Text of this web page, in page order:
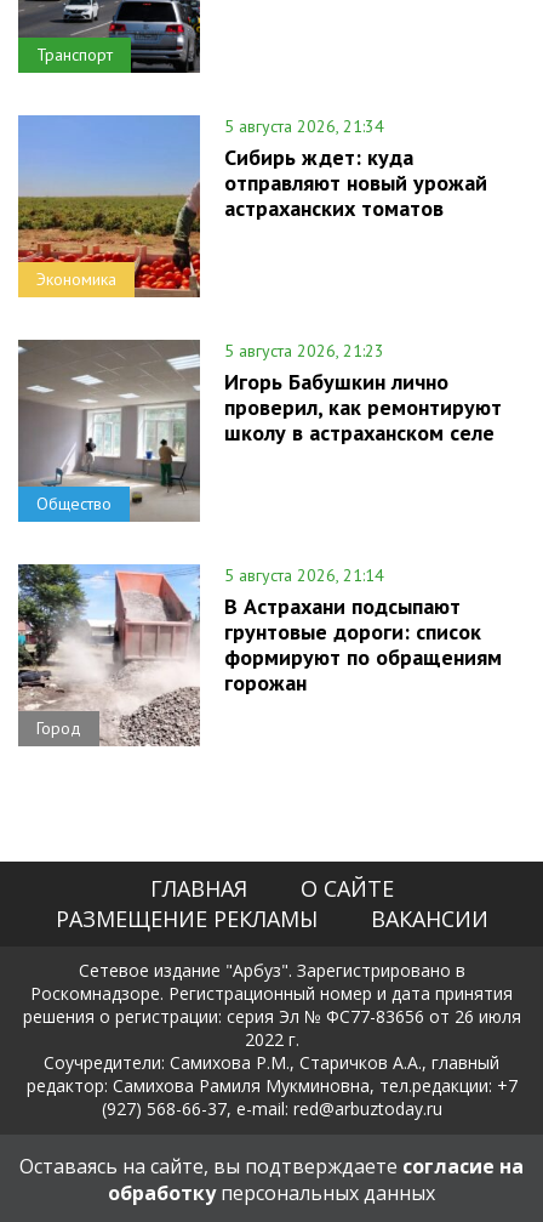
Транспорт
Экономика
5 августа 2026, 21:34
Сибирь ждет: куда
отправляют новый урожай
астраханских томатов
Общество
5 августа 2026, 21:23
Игорь Бабушкин лично
проверил, как ремонтируют
школу в астраханском селе
Город
5 августа 2026, 21:14
В Астрахани подсыпают
грунтовые дороги: список
формируют по обращениям
горожан
ГЛАВНАЯ
О САЙТЕ
РАЗМЕЩЕНИЕ РЕКЛАМЫ
ВАКАНСИИ
Сетевое издание "Арбуз". Зарегистрировано в
Роскомнадзоре. Регистрационный номер и дата принятия
решения о регистрации: серия Эл № ФС77-83656 от 26 июля
2022 г.
Соучредители: Самихова Р.М., Старичков А.А., главный
редактор: Самихова Рамиля Мукминовна, тел.редакции: +7
(927) 568-66-37, e-mail: red@arbuztoday.ru
Политика в отношении обработки и защиты персональных
данных
Оставаясь на сайте, вы подтверждаете согласие на
обработкуперсональных данных